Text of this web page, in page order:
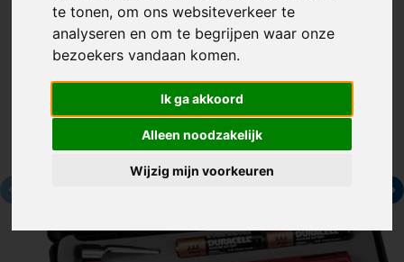
te tonen, om ons websiteverkeer te
analyseren en om te begrijpen waar onze
bezoekers vandaan komen.
Ik ga akkoord
Alleen noodzakelijk
Wijzig mijn voorkeuren